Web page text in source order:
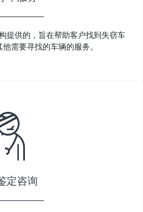
提供的，旨在帮助客户找到失窃车
需要寻找的车辆的服务。
定咨询